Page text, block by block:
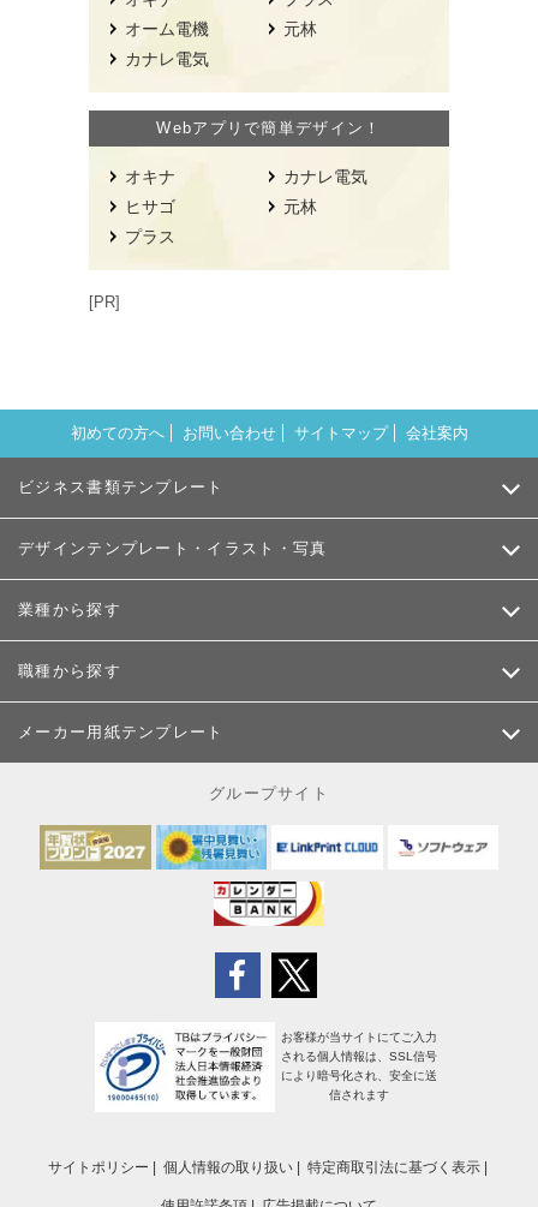
オーム電機
カナレ電気
元林
Webアプリで簡単デザイン！
オキナ
ヒサゴ
プラス
カナレ電気
元林
[PR]
初めての方へ お問い合わせ サイトマップ 会社案内
ビジネス書類テンプレート
デザインテンプレート・イラスト・写真
業種から探す
職種から探す
メーカー用紙テンプレート
グループサイト
お客様が当サイトにてご入力
される個人情報は、SSL信号
により暗号化され、安全に送
信されます
サイトポリシー 個人情報の取り扱い 特定商取引法に基づく表示